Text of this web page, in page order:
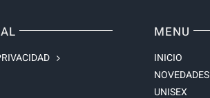
MENU
INICIO
NOVEDADES
UNISEX